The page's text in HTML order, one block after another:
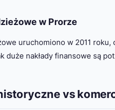
w Prorze
uruchomiono w 2011
duże nakłady finansowe są
vs